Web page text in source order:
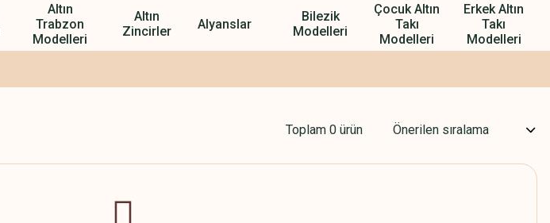
Altın
Trabzon
Modelleri
Altın
Zincirler
Alyanslar
Bilezik
Modelleri
Çocuk Altın
Takı
Modelleri
Erkek Altın
Takı
Modelleri
Toplam 0 ürün